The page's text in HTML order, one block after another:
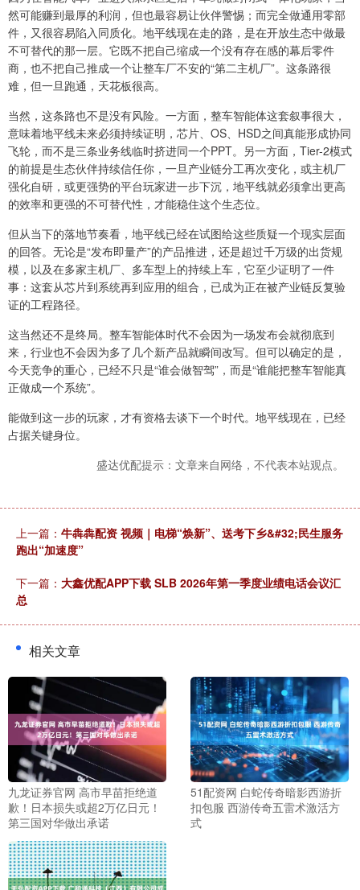
然可能赚到最厚的利润，但也最容易让伙伴警惕；而完全做通用零部
件，又很容易陷入同质化。地平线现在走的路，是在开放生态中做最
不可替代的那一层。它既不把自己缩成一个没有存在感的幕后零件
商，也不把自己推成一个让整车厂不安的“第二主机厂”。这条路很
难，但一旦跑通，天花板很高。
当然，这条路也不是没有风险。一方面，整车智能体这套叙事很大，
意味着地平线未来必须持续证明，芯片、OS、HSD之间真能形成协同
飞轮，而不是三条业务线临时挤进同一个PPT。另一方面，Tier-2模式
的前提是生态伙伴持续信任你，一旦产业链分工再次变化，或主机厂
强化自研，或更强势的平台玩家进一步下沉，地平线就必须拿出更高
的效率和更强的不可替代性，才能稳住这个生态位。
但从当下的落地节奏看，地平线已经在试图给这些质疑一个现实层面
的回答。无论是“发布即量产”的产品推进，还是超过千万级的出货规
模，以及在多家主机厂、多车型上的持续上车，它至少证明了一件
事：这套从芯片到系统再到应用的组合，已成为正在被产业链反复验
证的工程路径。
这当然还不是终局。整车智能体时代不会因为一场发布会就彻底到
来，行业也不会因为多了几个新产品就瞬间改写。但可以确定的是，
今天竞争的重心，已经不只是“谁会做智驾”，而是“谁能把整车智能真
正做成一个系统”。
能做到这一步的玩家，才有资格去谈下一个时代。地平线现在，已经
占据关键身位。
盛达优配提示：文章来自网络，不代表本站观点。
上一篇： 牛犇犇配资 视频｜电梯“焕新”、送考下乡&#32;民生服务
跑出“加速度”
下一篇： 大鑫优配APP下载 SLB 2026年第一季度业绩电话会议汇
总
相关文章
九龙证券官网 高市早苗拒绝道
歉！日本损失或超2万亿日元！
第三国对华做出承诺
51配资网 白蛇传奇暗影西游折
扣包服 西游传奇五雷术激活方
式